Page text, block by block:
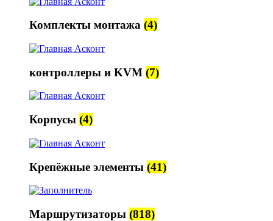
Комплекты монтажа (4)
контроллеры и KVM (7)
Корпусы (4)
Крепёжные элементы (41)
Маршрутизаторы (818)